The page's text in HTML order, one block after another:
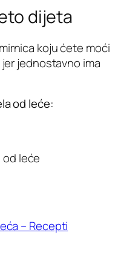
dijeta
koju ćete moći
jednostavno ima
od leće:
leće
– Recepti